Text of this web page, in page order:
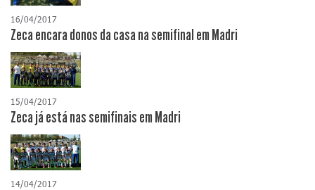
16/04/2017
Zeca encara donos da casa na semifinal em Madri
15/04/2017
Zeca já está nas semifinais em Madri
14/04/2017